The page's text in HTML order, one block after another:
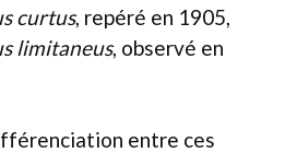
curtus, repéré en 1905,
limitaneus, observé en
entre ces